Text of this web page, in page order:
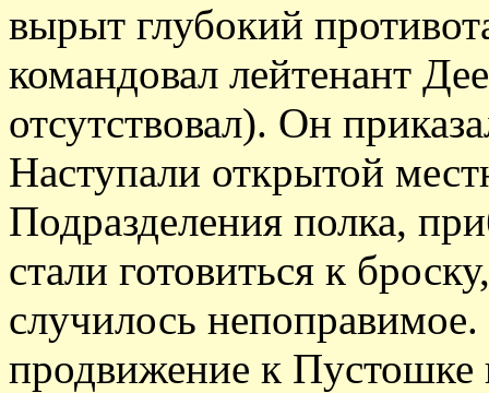
вырыт глубокий
командовал лейтенант
отсутствовал). Он
Наступали открытой
Подразделения полка,
стали готовиться к
случилось
продвижение к Пустошке